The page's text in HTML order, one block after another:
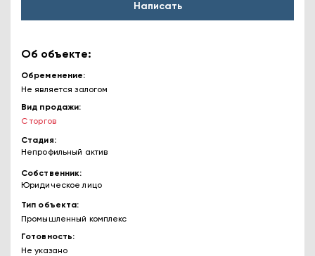
Написать
Об объекте:
Обременение
Не является залогом
Вид продажи
С торгов
Стадия
Непрофильный актив
Собственник
Юридическое лицо
Тип объекта
Промышленный комплекс
Готовность
Не указано